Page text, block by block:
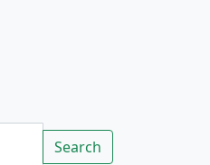
Rechercher
Search